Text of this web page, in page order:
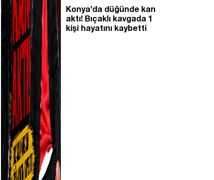
Konya’da düğünde kan
aktı! Bıçaklı kavgada 1
kişi hayatını kaybetti